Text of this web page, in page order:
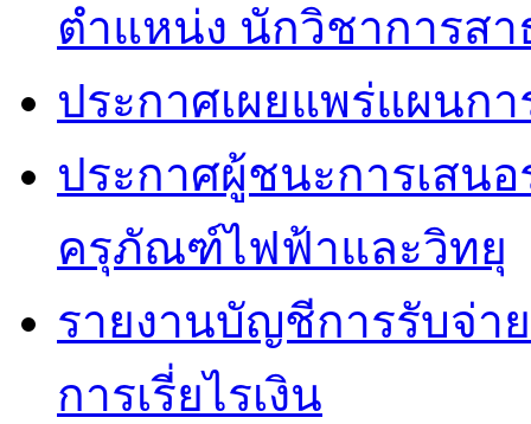
ตำแหน่ง นักวิชาการส
ประกาศเผยแพร่แผนกา
ประกาศผู้ชนะการเสน
ครุภัณฑ์ไฟฟ้าและวิทยุ
รายงานบัญชีการรับจ่า
การเรี่ยไรเงิน